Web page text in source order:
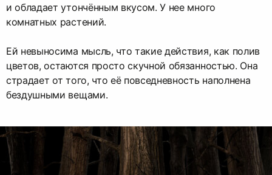
и обладает утончённым вкусом. У нее много
комнатных растений.
Ей невыносима мысль, что такие действия, как полив
цветов, остаются просто скучной обязанностью. Она
страдает от того, что её повседневность наполнена
бездушными вещами.